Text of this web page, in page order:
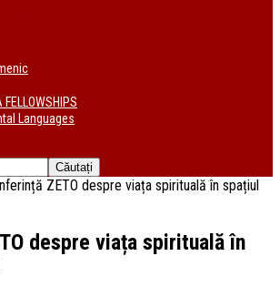
Languages
ZETO despre viața spirituală în spațiul
despre viața spirituală în